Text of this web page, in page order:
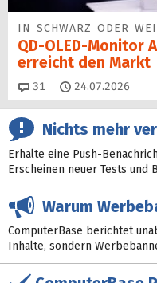
IN SCHWARZ ODER
QD-OLED-Monitor
erreicht den Markt
31 Kommentare
24.07.2026
Nichts mehr
Erhalte eine Push-
Erscheinen neuer Tests und
Warum
ComputerBase berichtet
Inhalte, sondern